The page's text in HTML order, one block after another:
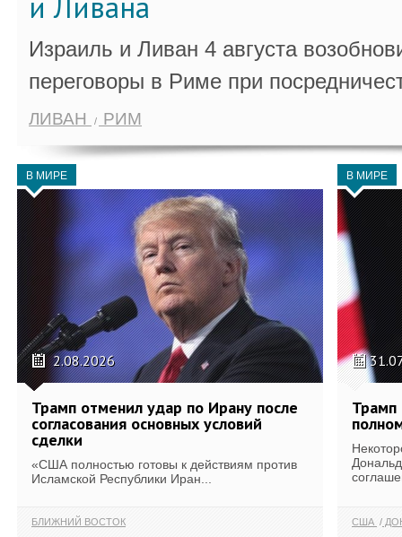
Израиль и Ливан 4 августа
переговоры в Риме при
ЛИВАН РИМ
В МИРЕ
2.08.2026
Трамп отменил удар по Ирану после
согласования основных условий
сделки
«США полностью готовы к действиям против
Исламской Республики Иран...
БЛИЖНИЙ ВОСТОК
В МИРЕ
Трамп
США